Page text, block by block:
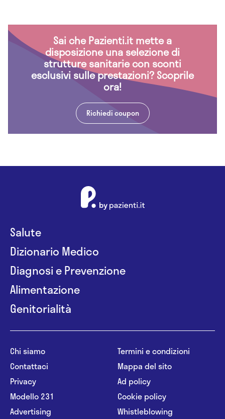
Sai che Pazienti.it mette a
disposizione una selezione di
strutture sanitarie con sconti
esclusivi sulle prestazioni? Scoprile
ora!
Richiedi coupon
Salute
Dizionario Medico
Diagnosi e Prevenzione
Alimentazione
Genitorialità
Chi siamo
Contattaci
Privacy
Modello 231
Advertising
Termini e condizioni
Mappa del sito
Ad policy
Cookie policy
Whistleblowing